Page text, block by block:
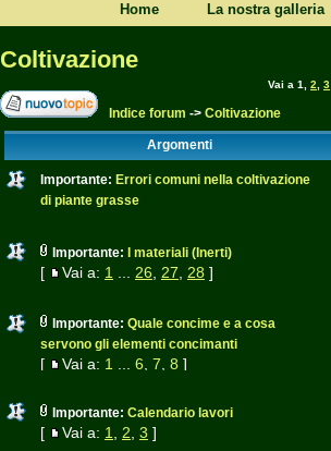
Home La nostra galleria
Coltivazione
Vai a 1 2 3
Indice forum -> Coltivazione
Argomenti
Importante: Errori comuni nella coltivazione
di piante grasse
Importante: I materiali (Inerti)
[ Vai a: 1 26 27 28 ]
Importante: Quale concime e a cosa
servono gli elementi concimanti
[ Vai a: 1 6 7 8 ]
Importante: Calendario lavori
[ Vai a: 1 2 3 ]